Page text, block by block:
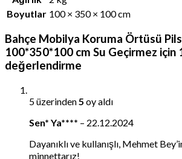
Boyutlar 100 × 350 × 100 cm
Bahçe Mobilya Koruma Örtüsü
100*350*100 cm Su Geçirmez için
değerlendirme
5 üzerinden5 oy aldı
Sen* Ya**** – 22.12.2024
Dayanıklı ve kullanışlı, Mehmet
minnettarız!